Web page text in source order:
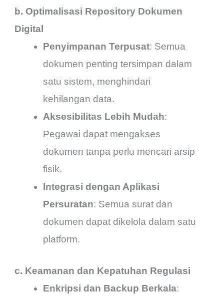
b. Optimalisasi Repository Dokumen
Digital
Penyimpanan Terpusat: Semua
dokumen penting tersimpan dalam
satu sistem, menghindari
kehilangan data.
Aksesibilitas Lebih Mudah:
Pegawai dapat mengakses
dokumen tanpa perlu mencari arsip
fisik.
Integrasi dengan Aplikasi
Persuratan: Semua surat dan
dokumen dapat dikelola dalam satu
platform.
c. Keamanan dan Kepatuhan Regulasi
Enkripsi dan Backup Berkala: